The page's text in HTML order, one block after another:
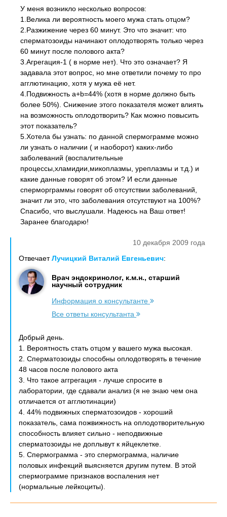
У меня возникло несколько вопросов:
1.Велика ли вероятность моего мужа стать отцом?
2.Разжижение через 60 минут. Это что значит: что
сперматозоиды начинают оплодотворять только через
60 минут после полового акта?
3.Агрегация-1 ( в норме нет). Что это означает? Я
задавала этот вопрос, но мне ответили почему то про
агглютинацию, хотя у мужа её нет.
4.Подвижность a+b=44% (хотя в норме должно быть
более 50%). Снижение этого показателя может влиять
на возможность оплодотворить? Как можно повысить
этот показатель?
5.Хотела бы узнать: по данной спермограмме можно
ли узнать о наличии ( и наоборот) каких-либо
заболеваний (воспалительные
процессы,хламидии,микоплазмы, уреплазмы и т.д.) и
какие данные говорят об этом? И если данные
сперморграммы говорят об отсутствии заболеваний,
значит ли это, что заболевания отсутствуют на 100%?
Спасибо, что выслушали. Надеюсь на Ваш ответ!
Заранее благодарю!
10 декабря 2009 года
ОтвечаетЛучицкий Виталий Евгеньевич:
Врач эндокринолог, к.м.н., старший
научный сотрудник
Информация о консультанте
Все ответы консультанта
Добрый день.
1. Вероятность стать отцом у вашего мужа высокая.
2. Сперматозоиды способны оплодотворять в течение
48 часов после полового акта
3. Что такое аггрегация - лучше спросите в
лаборатории, где сдавали анализ (я не знаю чем она
отличается от агглютинации)
4. 44% подвижных сперматозоидов - хороший
показатель, сама пожвижность на оплодотворительную
способность влияет сильно - неподвижные
сперматозоиды не доплывут к яйцеклетке.
5. Спермограмма - это спермограмма, наличие
половых инфекций выясняется другим путем. В этой
спермограмме признаков воспаления нет
(нормальные лейкоциты).